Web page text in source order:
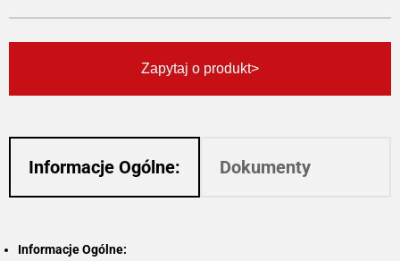
Zapytaj o produkt
Informacje Ogólne: Dokumenty
Informacje Ogólne: